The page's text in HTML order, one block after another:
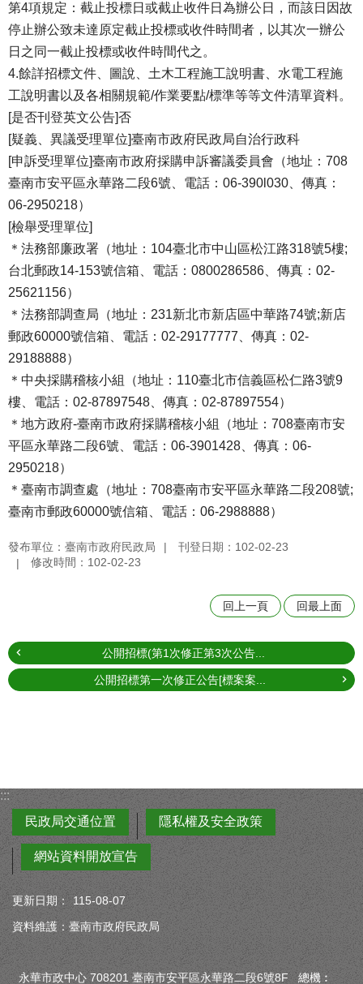
第4項規定：截止投標日或截止收件日為辦公日，而該日因故
停止辦公致未達原定截止投標或收件時間者，以其次一辦公
日之同一截止投標或收件時間代之。
4.餘詳招標文件、圖說、土木工程施工說明書、水電工程施
工說明書以及各相關規範/作業要點/標準等等文件清單資料。
[是否刊登英文公告]否
[疑義、異議受理單位]臺南市政府民政局自治行政科
[申訴受理單位]臺南市政府採購申訴審議委員會（地址：708
臺南市安平區永華路二段6號、電話：06-390l030、傳真：
06-2950218）
[檢舉受理單位]
＊法務部廉政署（地址：104臺北市中山區松江路318號5樓;
台北郵政14-153號信箱、電話：0800286586、傳真：02-
25621156）
＊法務部調查局（地址：231新北市新店區中華路74號;新店
郵政60000號信箱、電話：02-29177777、傳真：02-
29188888）
＊中央採購稽核小組（地址：110臺北市信義區松仁路3號9
樓、電話：02-87897548、傳真：02-87897554）
＊地方政府-臺南市政府採購稽核小組（地址：708臺南市安
平區永華路二段6號、電話：06-3901428、傳真：06-
2950218）
＊臺南市調查處（地址：708臺南市安平區永華路二段208號;
臺南市郵政60000號信箱、電話：06-2988888）
發布單位：臺南市政府民政局
刊登日期：102-02-23
修改時間：102-02-23
回上一頁 回最上面
公開招標(第1次修正第3次公告...
公開招標第一次修正公告[標案案...
:::
民政局交通位置
隱私權及安全政策
網站資料開放宣告
更新日期：
115-08-07
資料維護：臺南市政府民政局
永華市政中心 708201 臺南市安平區永華路二段6號8F 總機︰